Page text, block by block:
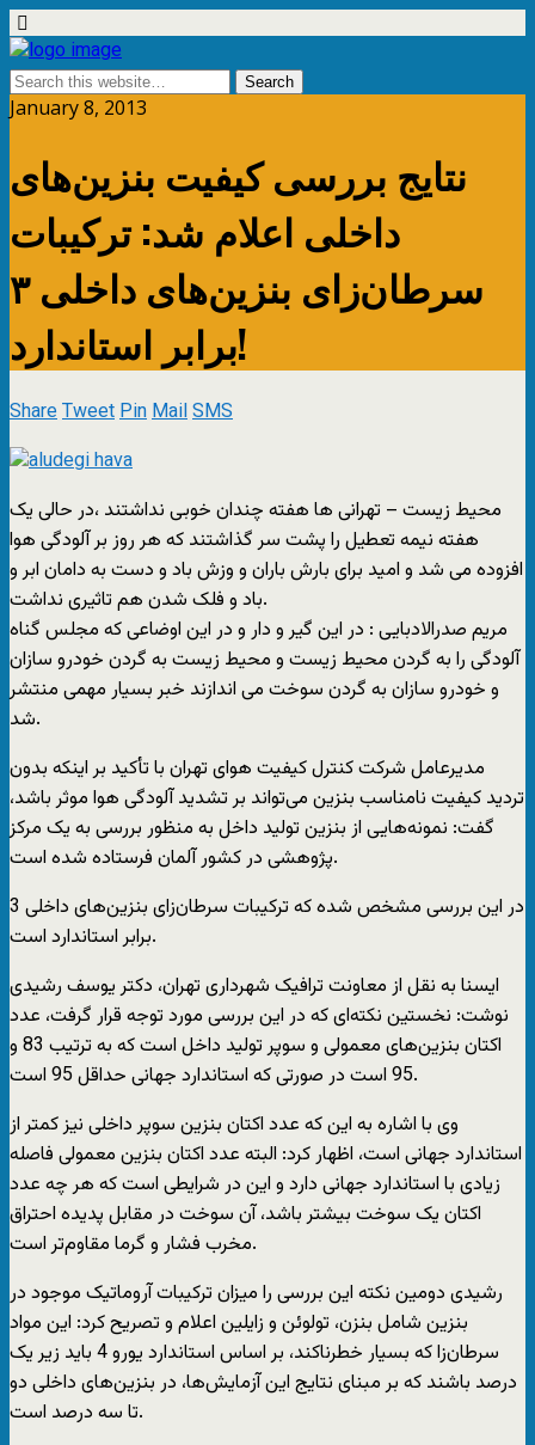
January 8, 2013
نتایج بررسی کیفیت بنزین‌های
داخلی اعلام شد: ترکیبات
سرطان‌زای بنزین‌های داخلی ۳
برابر استاندارد!
ShareTweetPinMailSMS
محیط زیست – تهرانی ها هفته چندان خوبی نداشتند ،در حالی یک
هفته نیمه تعطیل را پشت سر گذاشتند که هر روز بر آلودگی هوا
افزوده می شد و امید برای بارش باران و وزش باد و دست به دامان ابر و
باد و فلک شدن هم تاثیری نداشت.
مریم صدرالادبایی : در این گیر و دار و در این اوضاعی که مجلس گناه
آلودگی را به گردن محیط زیست و محیط زیست به گردن خودرو سازان
و خودرو سازان به گردن سوخت می اندازند خبر بسیار مهمی منتشر
شد.
مدیرعامل شرکت کنترل کیفیت هوای تهران با تأکید بر اینکه بدون
تردید کیفیت نامناسب بنزین می‌تواند بر تشدید آلودگی هوا موثر باشد،
گفت: نمونه‌هایی از بنزین تولید داخل به منظور بررسی به یک مرکز
پژوهشی در کشور آلمان فرستاده شده است.
در این بررسی مشخص شده که ترکیبات سرطان‌زای بنزین‌های داخلی 3
برابر استاندارد است.
ایسنا به نقل از معاونت ترافیک شهرداری تهران، دکتر یوسف رشیدی
نوشت: نخستین نکته‌ای که در این بررسی مورد توجه قرار گرفت، عدد
اکتان بنزین‌های معمولی و سوپر تولید داخل است که به ترتیب 83 و
95 است در صورتی که استاندارد جهانی حداقل 95 است.
وی با اشاره به این که عدد اکتان بنزین سوپر داخلی نیز کمتر از
استاندارد جهانی است، اظهار کرد: البته عدد اکتان بنزین معمولی فاصله
زیادی با استاندارد جهانی دارد و این در شرایطی است که هر چه عدد
اکتان یک سوخت بیشتر باشد، آن سوخت در مقابل پدیده احتراق
مخرب فشار و گرما مقاوم‌تر است.
رشیدی دومین نکته این بررسی را میزان ترکیبات آروماتیک موجود در
بنزین شامل بنزن، تولوئن و زایلین اعلام و تصریح کرد: این مواد
سرطان‌زا که بسیار خطرناکند، بر اساس استاندارد یورو 4 باید زیر یک
درصد باشند که بر مبنای نتایج این آزمایش‌ها، در بنزین‌های داخلی دو
تا سه درصد است.